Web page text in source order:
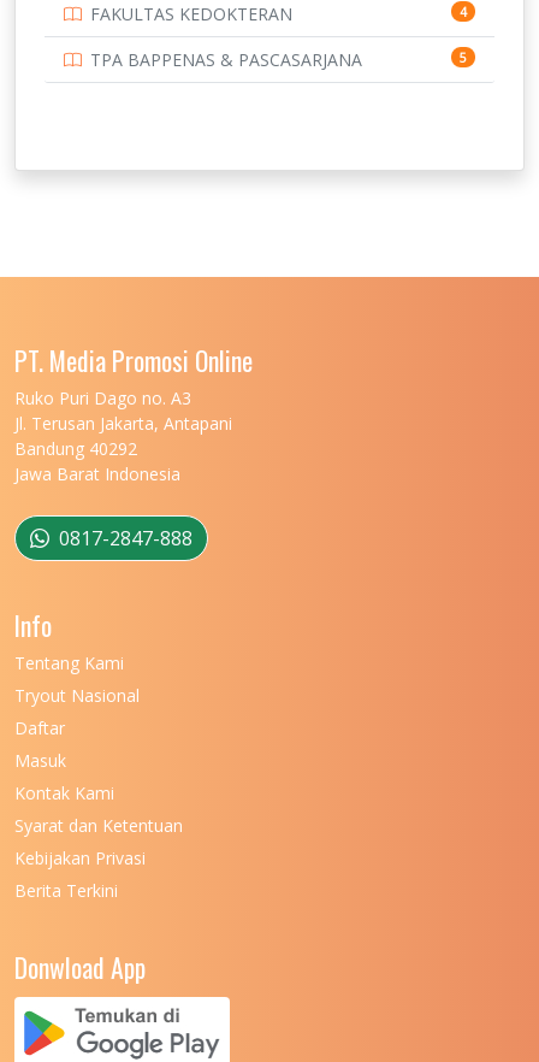
FAKULTAS KEDOKTERAN 4
TPA BAPPENAS & PASCASARJANA 5
PT. Media Promosi Online
Ruko Puri Dago no. A3
Jl. Terusan Jakarta, Antapani
Bandung 40292
Jawa Barat Indonesia
0817-2847-888
Info
Tentang Kami
Tryout Nasional
Daftar
Masuk
Kontak Kami
Syarat dan Ketentuan
Kebijakan Privasi
Berita Terkini
Donwload App